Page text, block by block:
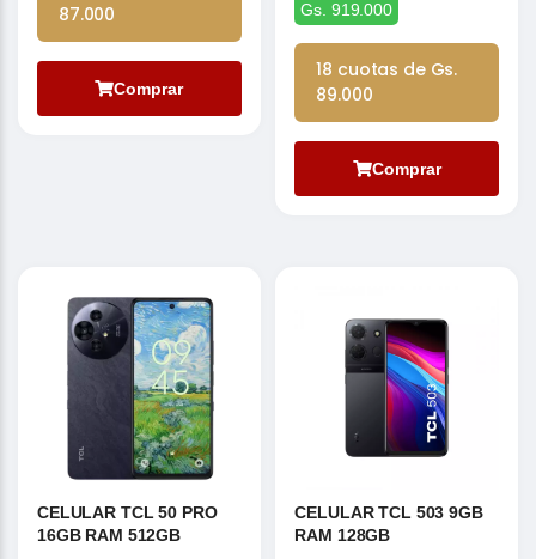
87.000
Comprar
Gs. 919.000
18 cuotas de Gs.
89.000
Comprar
CELULAR TCL 50 PRO
16GB RAM 512GB
CELULAR TCL 503 9GB
RAM 128GB